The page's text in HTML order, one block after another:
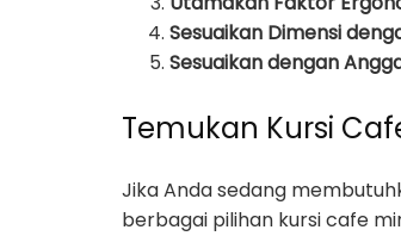
Sesuaikan Dimensi
Sesuaikan dengan
Temukan Kursi
Jika Anda sedang
berbagai pilihan kursi cafe